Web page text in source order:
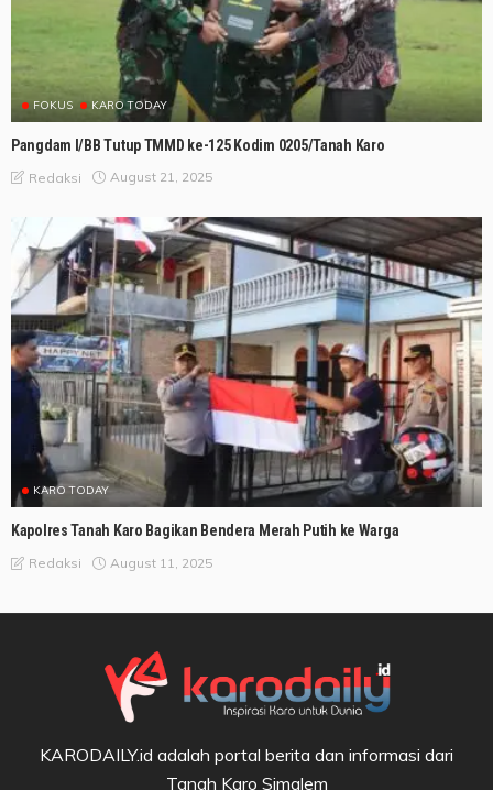
FOKUS KARO TODAY
Pangdam I/BB Tutup TMMD ke-125 Kodim 0205/Tanah Karo
Redaksi August 21, 2025
KARO TODAY
Kapolres Tanah Karo Bagikan Bendera Merah Putih ke Warga
Redaksi August 11, 2025
KARODAILY.id adalah portal berita dan informasi dari
Tanah Karo Simalem